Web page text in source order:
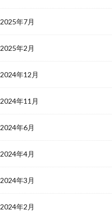
2025年7月
2025年2月
2024年12月
2024年11月
2024年6月
2024年4月
2024年3月
2024年2月